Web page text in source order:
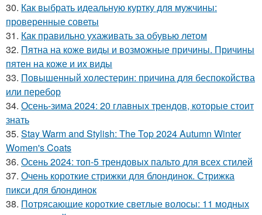
30. Как выбрать идеальную куртку для мужчины:
проверенные советы
31. Как правильно ухаживать за обувью летом
32. Пятна на коже виды и возможные причины. Причины
пятен на коже и их виды
33. Повышенный холестерин: причина для беспокойства
или перебор
34. Осень-зима 2024: 20 главных трендов, которые стоит
знать
35. Stay Warm and Stylish: The Top 2024 Autumn Winter
Women's Coats
36. Осень 2024: топ-5 трендовых пальто для всех стилей
37. Очень короткие стрижки для блондинок. Стрижка
пикси для блондинок
38. Потрясающие короткие светлые волосы: 11 модных